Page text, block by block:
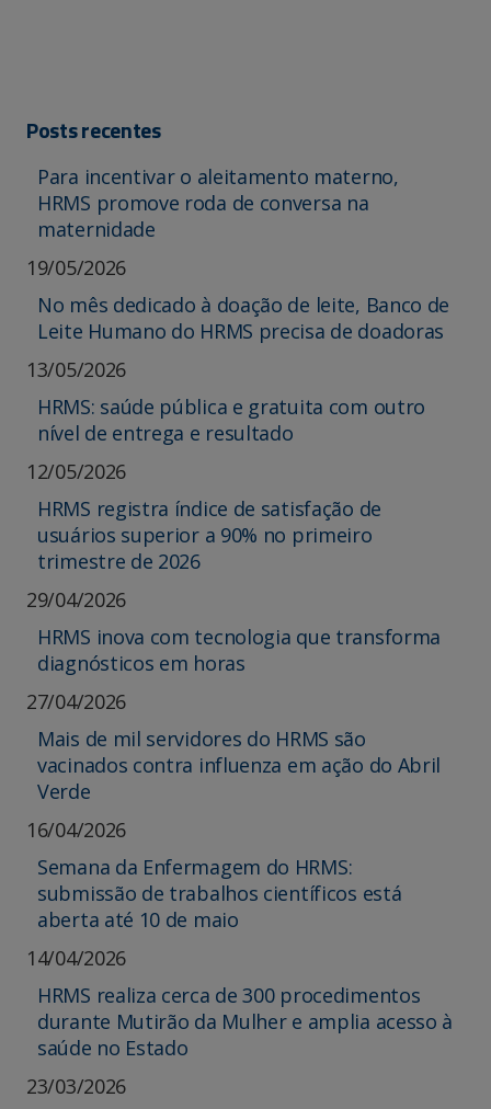
Posts recentes
Para incentivar o aleitamento materno,
HRMS promove roda de conversa na
maternidade
19/05/2026
No mês dedicado à doação de leite, Banco de
Leite Humano do HRMS precisa de doadoras
13/05/2026
HRMS: saúde pública e gratuita com outro
nível de entrega e resultado
12/05/2026
HRMS registra índice de satisfação de
usuários superior a 90% no primeiro
trimestre de 2026
29/04/2026
HRMS inova com tecnologia que transforma
diagnósticos em horas
27/04/2026
Mais de mil servidores do HRMS são
vacinados contra influenza em ação do Abril
Verde
16/04/2026
Semana da Enfermagem do HRMS:
submissão de trabalhos científicos está
aberta até 10 de maio
14/04/2026
HRMS realiza cerca de 300 procedimentos
durante Mutirão da Mulher e amplia acesso à
saúde no Estado
23/03/2026